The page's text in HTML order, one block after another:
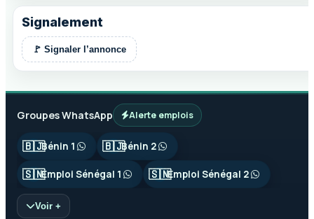
Signalement
🚩 Signaler l’annonce
Groupes WhatsApp Alerte emplois
🇧🇯Bénin 1 🇧🇯Bénin 2
🇸🇳Emploi Sénégal 1 🇸🇳Emploi Sénégal 2
Voir +